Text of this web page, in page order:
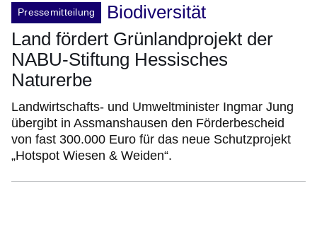
Pressemitteilung
Biodiversität
Land fördert Grünlandprojekt der
NABU-Stiftung Hessisches
Naturerbe
Landwirtschafts- und Umweltminister Ingmar Jung
übergibt in Assmanshausen den Förderbescheid
von fast 300.000 Euro für das neue Schutzprojekt
„Hotspot Wiesen & Weiden“.